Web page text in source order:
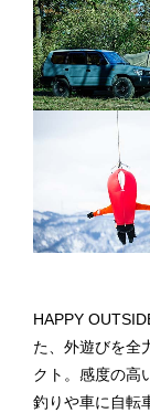
HAPPY
た、外遊びを全
クト。感度の高
釣りや車に自転